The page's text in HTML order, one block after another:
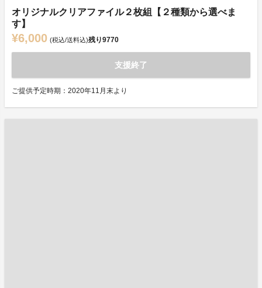
オリジナルクリアファイル２枚組【２種類から選べま
す】
¥6,000 (税込/送料込)残り9770
支援終了
ご提供予定時期：2020年11月末より